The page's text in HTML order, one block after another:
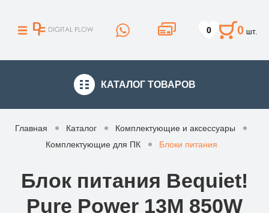
0 0 шт.
КАТАЛОГ ТОВАРОВ
Главная Каталог
Комплектующие и аксессуары
Комплектующие для ПК
Блоки питания
Блок питания Bequiet!
Pure Power 13M 850W